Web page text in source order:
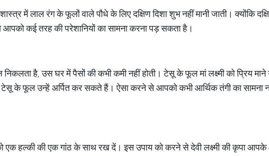
में लाल रंग के फूलों वाले पौधे के लिए दक्षिण दिशा शुभ नहीं मानी जाती। क्योंकि
आपको कई तरह की परेशानियों का सामना करना पड़ सकता है।
है, उस घर में पैसों की कभी कमी नहीं होती। टेसू के फूल मां लक्ष्मी को प्रिय
टेसू के फूल उन्हें अर्पित कर सकते हैं। ऐसा करने से आपको कभी आर्थिक तंगी का सामना
एक हल्की की एक गांठ के साथ रख दें। इस उपाय को करने से देवी लक्ष्मी की कृपा